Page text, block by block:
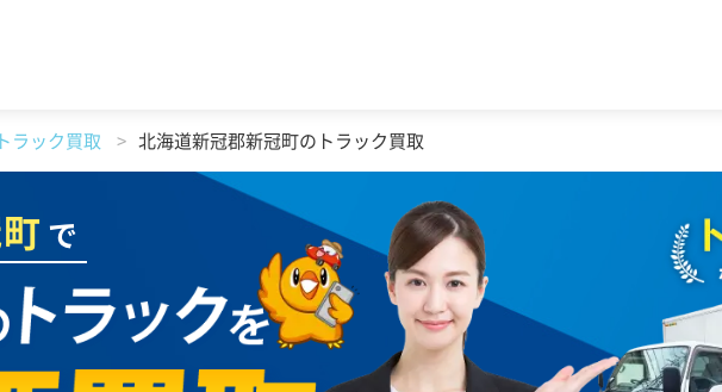
ラック買取 北海道新冠郡新冠町のトラック買取
で